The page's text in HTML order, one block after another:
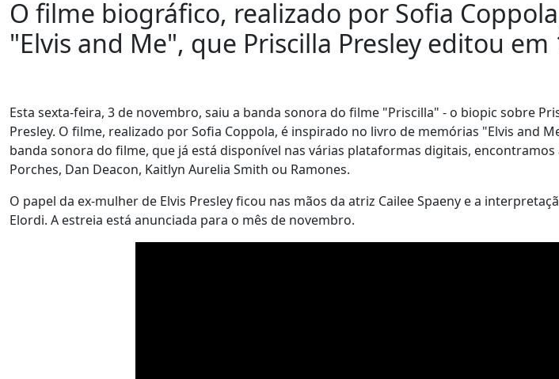
O filme biográfico, realizado por Sofia
"Elvis and Me", que Priscilla Presley editou em
Esta sexta-feira, 3 de novembro, saiu a banda sonora do filme "Priscilla" - o biopic sobre
Presley. O filme, realizado por Sofia Coppola, é inspirado no livro de memórias "Elvis and
banda sonora do filme, que já está disponível nas várias plataformas digitais,
Porches, Dan Deacon, Kaitlyn Aurelia Smith ou Ramones.
O papel da ex-mulher de Elvis Presley ficou nas mãos da atriz Cailee Spaeny e a
Elordi. A estreia está anunciada para o mês de novembro.